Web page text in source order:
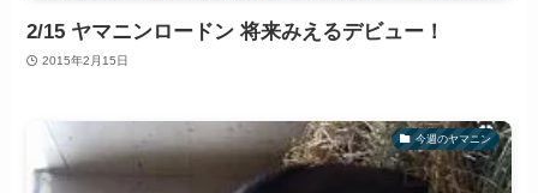
2/15 ヤマニンロードン 将来みえるデビュー！
2015年2月15日
今週のヤマニン